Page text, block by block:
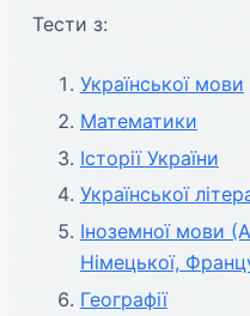
Тести з:
Української мови
Математики
Історії України
Української
Іноземної мови
Німецької,
Географії